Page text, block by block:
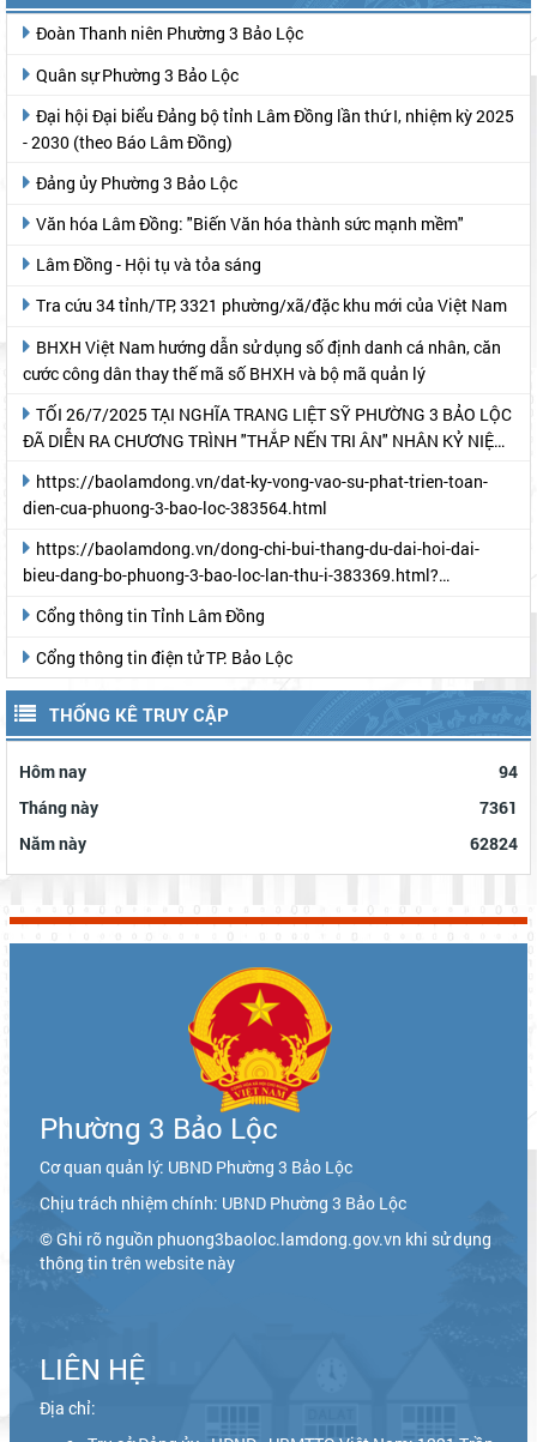
Đoàn Thanh niên Phường 3 Bảo Lộc
Quân sự Phường 3 Bảo Lộc
- 2030 (theo Báo Lâm Đồng)
Đảng ủy Phường 3 Bảo Lộc
Văn hóa Lâm Đồng: "Biến Văn hóa thành sức mạnh mềm"
Lâm Đồng - Hội tụ và tỏa sáng
Tra cứu 34 tỉnh/TP, 3321 phường/xã/đặc khu mới của Việt Nam
cước công dân thay thế mã số BHXH và bộ mã quản lý
ĐÃ DIỄN RA CHƯƠNG TRÌNH "THẮP NẾN TRI ÂN" NHÂN KỶ NIỆM
dien-cua-phuong-3-bao-loc-383564.html
bieu-dang-bo-phuong-3-bao-loc-lan-thu-i-383369.html?
Cổng thông tin Tỉnh Lâm Đồng
Cổng thông tin điện tử TP. Bảo Lộc
THỐNG KÊ TRUY CẬP
Hôm nay
94
Tháng này
7361
Năm này
62824
Phường 3 Bảo Lộc
Cơ quan quản lý: UBND Phường 3 Bảo Lộc
Chịu trách nhiệm chính: UBND Phường 3 Bảo Lộc
© Ghi rõ nguồn phuong3baoloc.lamdong.gov.vn khi sử dụng
thông tin trên website này
LIÊN HỆ
Địa chỉ: